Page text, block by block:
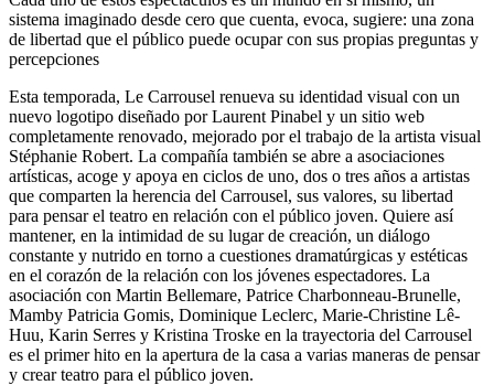
sistema imaginado desde cero que cuenta, evoca, sugiere: una zona
de libertad que el público puede ocupar con sus propias preguntas y
percepciones
Esta temporada, Le Carrousel renueva su identidad visual con un
nuevo logotipo diseñado por Laurent Pinabel y un sitio web
completamente renovado, mejorado por el trabajo de la artista visual
Stéphanie Robert. La compañía también se abre a asociaciones
artísticas, acoge y apoya en ciclos de uno, dos o tres años a artistas
que comparten la herencia del Carrousel, sus valores, su libertad
para pensar el teatro en relación con el público joven. Quiere así
mantener, en la intimidad de su lugar de creación, un diálogo
constante y nutrido en torno a cuestiones dramatúrgicas y estéticas
en el corazón de la relación con los jóvenes espectadores. La
asociación con Martin Bellemare, Patrice Charbonneau-Brunelle,
Mamby Patricia Gomis, Dominique Leclerc, Marie-Christine Lê-
Huu, Karin Serres y Kristina Troske en la trayectoria del Carrousel
es el primer hito en la apertura de la casa a varias maneras de pensar
y crear teatro para el público joven.